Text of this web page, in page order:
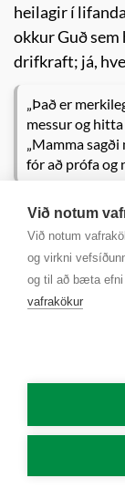
Við notum
Við notum
og virkni
og til að bæta efni
vafrakökur
heilagir í
okkur Guð
drifkraft; já,
„Það er
messur og
„Mamma
fór að prófa og
Hann segir
„Ég er af
kristinfræði í
sem gerði það
trausta
mátt
sem það gerir
tækifæri. Nú er
annað en
í kirkjuna og